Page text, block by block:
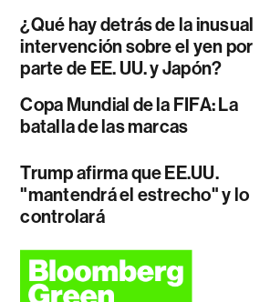
¿Qué hay detrás de la inusual
intervención sobre el yen por
parte de EE. UU. y Japón?
Copa Mundial de la FIFA: La
batalla de las marcas
Trump afirma que EE.UU.
"mantendrá el estrecho" y lo
controlará